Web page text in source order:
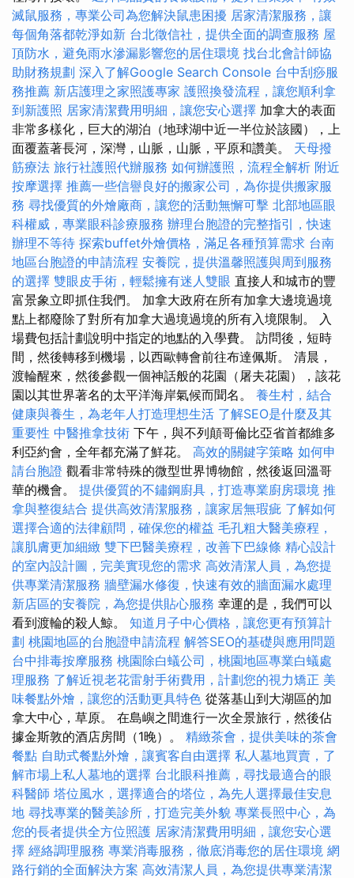
滅鼠服務，專業公司為您解決鼠患困擾 居家清潔服務，讓
每個角落都乾淨如新 台北徵信社，提供全面的調查服務 屋
頂防水，避免雨水滲漏影響您的居住環境 找台北會計師協
助財務規劃 深入了解Google Search Console 台中刮痧服
務推薦 新店護理之家照護專家 護照換發流程，讓您順利拿
到新護照 居家清潔費用明細，讓您安心選擇 加拿大的表面
非常多樣化，巨大的湖泊（地球湖中近一半位於該國），上
面覆蓋著長河，深灣，山脈，山脈，平原和讚美。 天母撥
筋療法 旅行社護照代辦服務 如何辦護照，流程全解析 附近
按摩選擇 推薦一些信譽良好的搬家公司，為你提供搬家服
務 尋找優質的外燴廠商，讓您的活動無懈可擊 北部地區眼
科權威，專業眼科診療服務 辦理台胞證的完整指引，快速
辦理不等待 探索buffet外燴價格，滿足各種預算需求 台南
地區台胞證的申請流程 安養院，提供溫馨照護與周到服務
的選擇 雙眼皮手術，輕鬆擁有迷人雙眼 直接人和城市的豐
富景象立即抓住我們。 加拿大政府在所有加拿大邊境過境
點上都廢除了對所有加拿大過境過境的所有入境限制。 入
場費包括計劃說明中指定的地點的入學費。 訪問後，短時
間，然後轉移到機場，以西歐轉會前往布達佩斯。 清晨，
渡輪醒來，然後參觀一個神話般的花園（屠夫花園），該花
園以其世界著名的太平洋海岸氣候而聞名。 養生村，結合
健康與養生，為老年人打造理想生活 了解SEO是什麼及其
重要性 中醫推拿技術 下午，與不列顛哥倫比亞省首都維多
利亞約會，全年都充滿了鮮花。 高效的關鍵字策略 如何申
請台胞證 觀看非常特殊的微型世界博物館，然後返回溫哥
華的機會。 提供優質的不鏽鋼廚具，打造專業廚房環境 推
拿與整復結合 提供高效清潔服務，讓家居無瑕疵 了解如何
選擇合適的法律顧問，確保您的權益 毛孔粗大醫美療程，
讓肌膚更加細緻 雙下巴醫美療程，改善下巴線條 精心設計
的室內設計圖，完美實現您的需求 高效清潔人員，為您提
供專業清潔服務 牆壁漏水修復，快速有效的牆面漏水處理
新店區的安養院，為您提供貼心服務 幸運的是，我們可以
看到渡輪的殺人鯨。 知道月子中心價格，讓您更有預算計
劃 桃園地區的台胞證申請流程 解答SEO的基礎與應用問題
台中排毒按摩服務 桃園除白蟻公司，桃園地區專業白蟻處
理服務 了解近視老花雷射手術費用，計劃您的視力矯正 美
味餐點外燴，讓您的活動更具特色 從落基山到大湖區的加
拿大中心，草原。 在島嶼之間進行一次全景旅行，然後佔
據金斯敦的酒店房間（1晚）。 精緻茶會，提供美味的茶會
餐點 自助式餐點外燴，讓賓客自由選擇 私人墓地買賣，了
解市場上私人墓地的選擇 台北眼科推薦，尋找最適合的眼
科醫師 塔位風水，選擇適合的塔位，為先人選擇最佳安息
地 尋找專業的醫美診所，打造完美外貌 專業長照中心，為
您的長者提供全方位照護 居家清潔費用明細，讓您安心選
擇 經絡調理服務 專業消毒服務，徹底消毒您的居住環境 網
路行銷的全面解決方案 高效清潔人員，為您提供專業清潔